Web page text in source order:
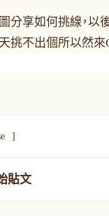
分享如何挑線，以
挑不出個所以然來
]
貼文